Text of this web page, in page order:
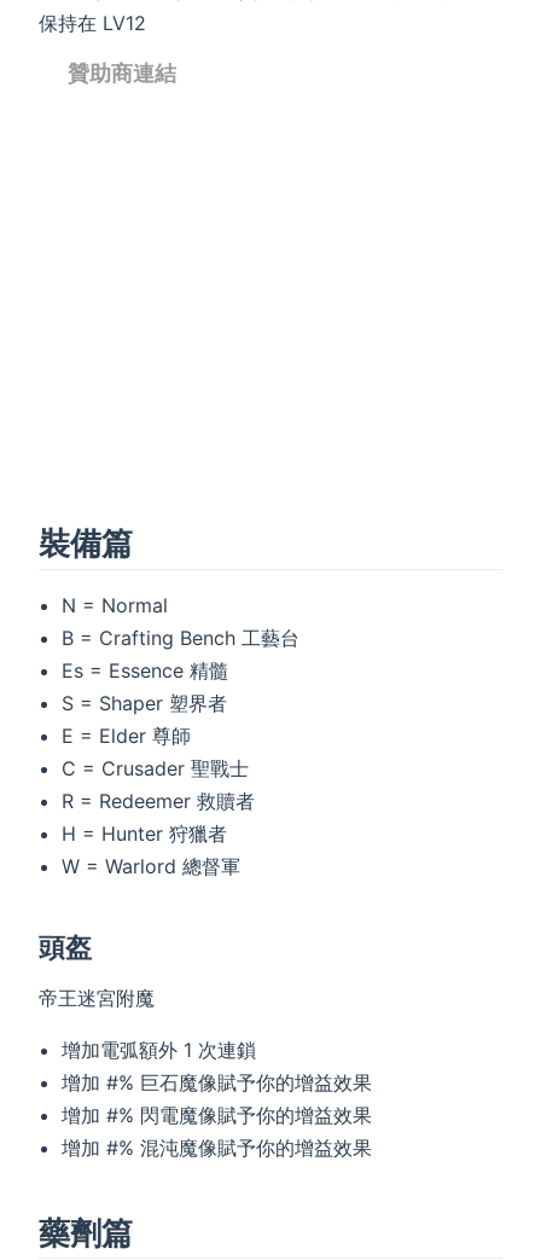
保持在 LV12
贊助商連結
裝備篇
N = Normal
B = Crafting Bench 工藝台
Es = Essence 精髓
S = Shaper 塑界者
E = Elder 尊師
C = Crusader 聖戰士
R = Redeemer 救贖者
H = Hunter 狩獵者
W = Warlord 總督軍
頭盔
帝王迷宮附魔
增加電弧額外 1 次連鎖
增加 #% 巨石魔像賦予你的增益效果
增加 #% 閃電魔像賦予你的增益效果
增加 #% 混沌魔像賦予你的增益效果
藥劑篇